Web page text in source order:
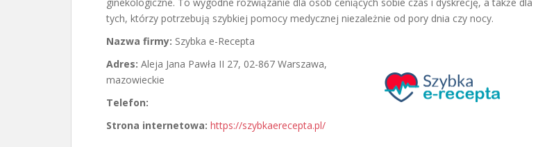
tych, którzy potrzebują szybkiej pomocy medycznej niezależnie od pory dnia czy nocy.
Nazwa firmy: Szybka e-Recepta
Adres: Aleja Jana Pawła II 27, 02-867 Warszawa,
mazowieckie
Telefon:
Strona internetowa: https://szybkaerecepta.pl/